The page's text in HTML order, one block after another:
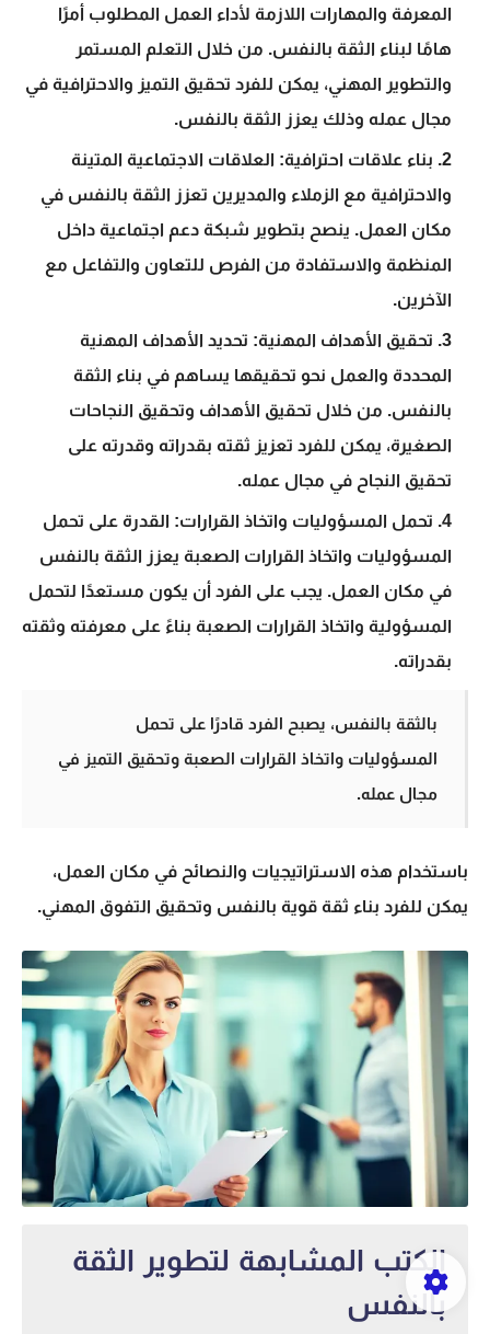
المعرفة والمهارات اللازمة لأداء العمل المطلوب أمرًا
هامًا لبناء الثقة بالنفس. من خلال التعلم المستمر
والتطوير المهني، يمكن للفرد تحقيق التميز والاحترافية في
مجال عمله وذلك يعزز الثقة بالنفس.
بناء علاقات احترافية: العلاقات الاجتماعية المتينة
والاحترافية مع الزملاء والمديرين تعزز الثقة بالنفس في
مكان العمل. ينصح بتطوير شبكة دعم اجتماعية داخل
المنظمة والاستفادة من الفرص للتعاون والتفاعل مع
الآخرين.
تحقيق الأهداف المهنية: تحديد الأهداف المهنية
المحددة والعمل نحو تحقيقها يساهم في بناء الثقة
بالنفس. من خلال تحقيق الأهداف وتحقيق النجاحات
الصغيرة، يمكن للفرد تعزيز ثقته بقدراته وقدرته على
تحقيق النجاح في مجال عمله.
تحمل المسؤوليات واتخاذ القرارات: القدرة على تحمل
المسؤوليات واتخاذ القرارات الصعبة يعزز الثقة بالنفس
في مكان العمل. يجب على الفرد أن يكون مستعدًا لتحمل
المسؤولية واتخاذ القرارات الصعبة بناءً على معرفته وثقته
بقدراته.
بالثقة بالنفس، يصبح الفرد قادرًا على تحمل
المسؤوليات واتخاذ القرارات الصعبة وتحقيق التميز في
مجال عمله.
باستخدام هذه الاستراتيجيات والنصائح في مكان العمل،
يمكن للفرد بناء ثقة قوية بالنفس وتحقيق التفوق المهني.
الكتب المشابهة لتطوير الثقة
بالنفس